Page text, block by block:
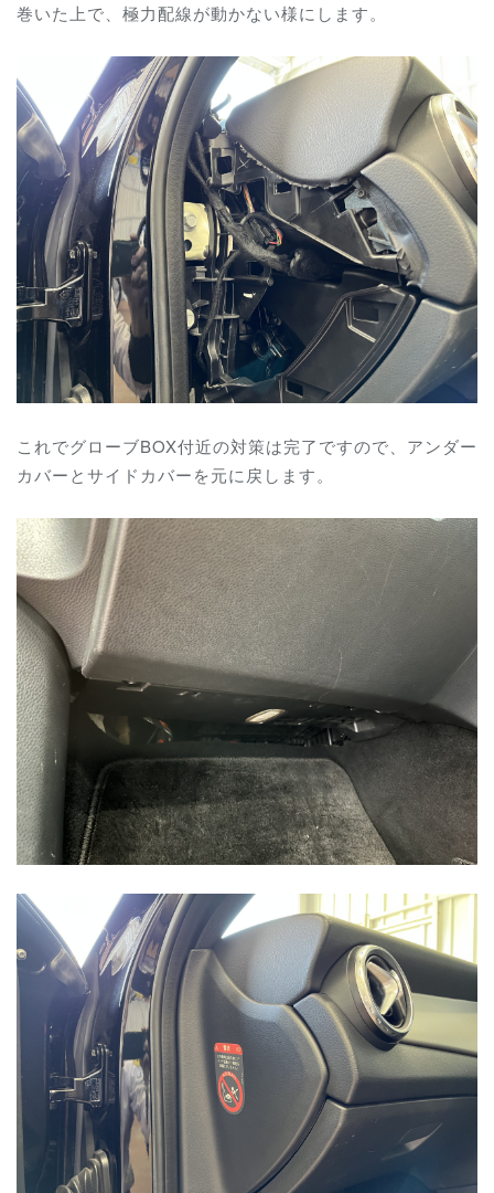
巻いた上で、極力配線が動かない様にします。
これでグローブBOX付近の対策は完了ですので、アンダー
カバーとサイドカバーを元に戻します。